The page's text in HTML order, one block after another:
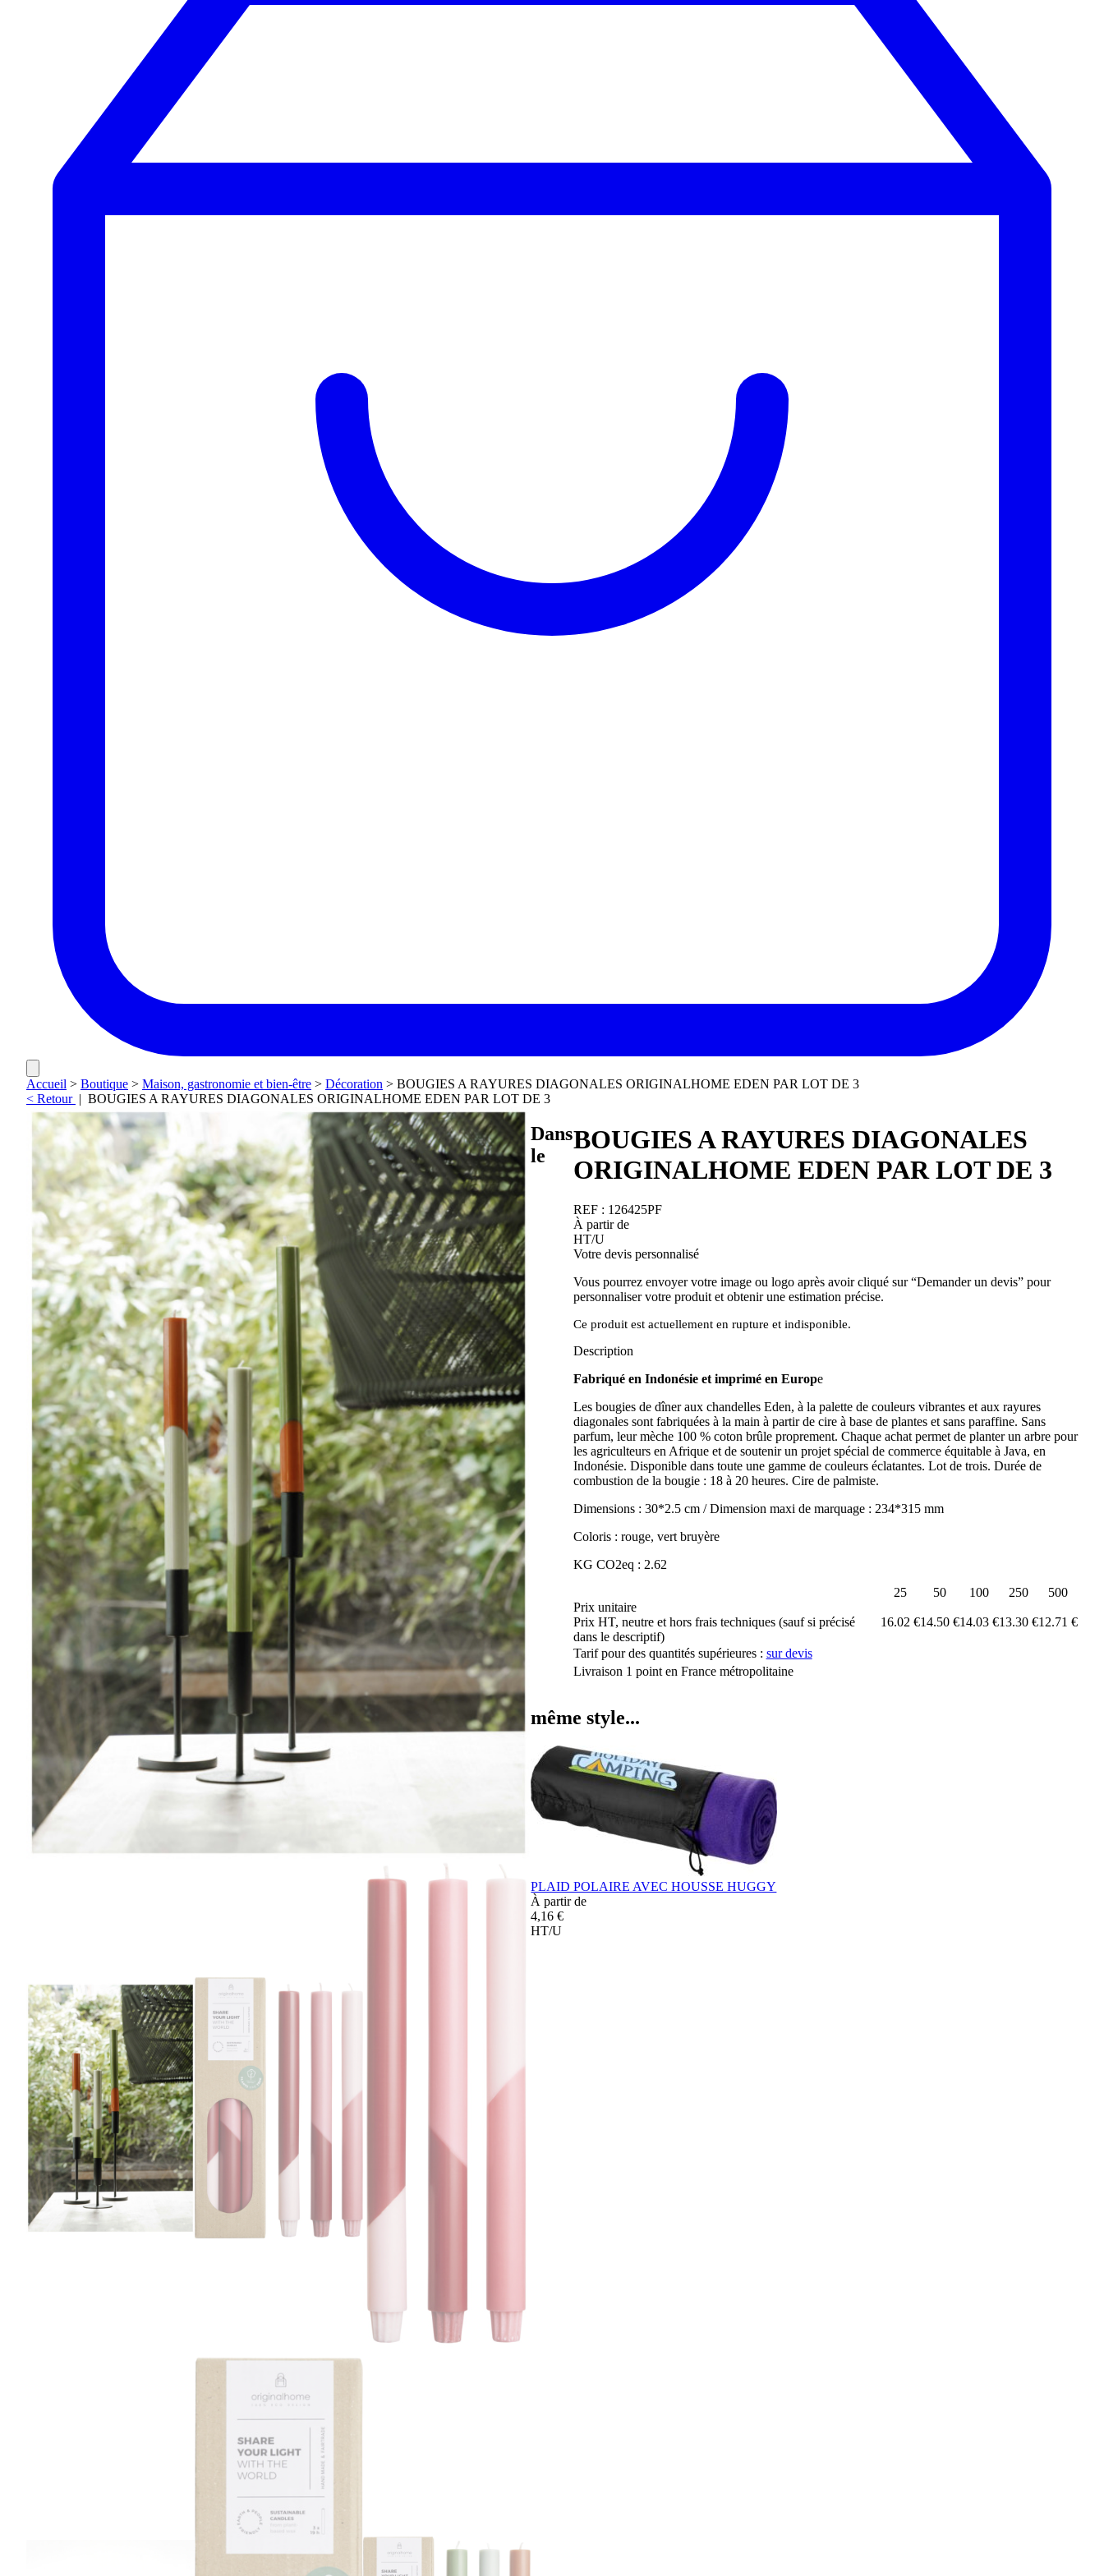
Accueil > Boutique > Maison, gastronomie et bien-être > Décoration > BOUGIES A RAYURES DIAGONALES ORIGINALHOME EDEN PAR LOT DE 3
< Retour | BOUGIES A RAYURES DIAGONALES ORIGINALHOME EDEN PAR LOT DE 3
BOUGIES A RAYURES DIAGONALES
ORIGINALHOME EDEN PAR LOT DE 3
REF : 126425PF
À partir de
HT/U
Votre devis personnalisé
Vous pourrez envoyer votre image ou logo après avoir cliqué sur “Demander un devis” pour
personnaliser votre produit et obtenir une estimation précise.
Ce produit est actuellement en rupture et indisponible.
Description
Fabriqué en Indonésie et imprimé en Europe
Les bougies de dîner aux chandelles Eden, à la palette de couleurs vibrantes et aux rayures
diagonales sont fabriquées à la main à partir de cire à base de plantes et sans paraffine. Sans
parfum, leur mèche 100 % coton brûle proprement. Chaque achat permet de planter un arbre pour
les agriculteurs en Afrique et de soutenir un projet spécial de commerce équitable à Java, en
Indonésie. Disponible dans toute une gamme de couleurs éclatantes. Lot de trois. Durée de
combustion de la bougie : 18 à 20 heures. Cire de palmiste.
Dimensions : 30*2.5 cm / Dimension maxi de marquage : 234*315 mm
Coloris : rouge, vert bruyère
KG CO2eq : 2.62
25
50 100 250
500
Prix unitaire
Prix HT, neutre et hors frais techniques (sauf si précisé
dans le descriptif)
16.02 €14.50 €14.03 €13.30 €12.71 €
Tarif pour des quantités supérieures : sur devis
Livraison 1 point en France métropolitaine
Dans
le
même style...
PLAID POLAIRE AVEC HOUSSE HUGGY
À partir de
4,16 €
HT/U